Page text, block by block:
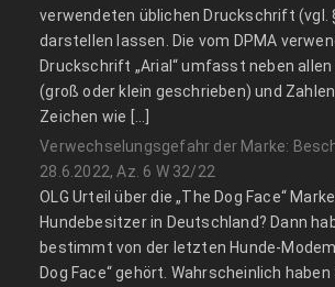
verwendeten üblichen Druckschrift (vgl.
darstellen lassen. Die vom DPMA
Druckschrift „Arial“ umfasst neben
(groß oder klein geschrieben) und
Zeichen wie […]
Verwechselungsgefahr der Marke:
28.6.2022, Az. 6 W 32/22
OLG Urteil über die „The Dog Face“
Hundebesitzer in Deutschland? Dann
bestimmt von der letzten Hunde-
Dog Face“ gehört. Wahrscheinlich haben